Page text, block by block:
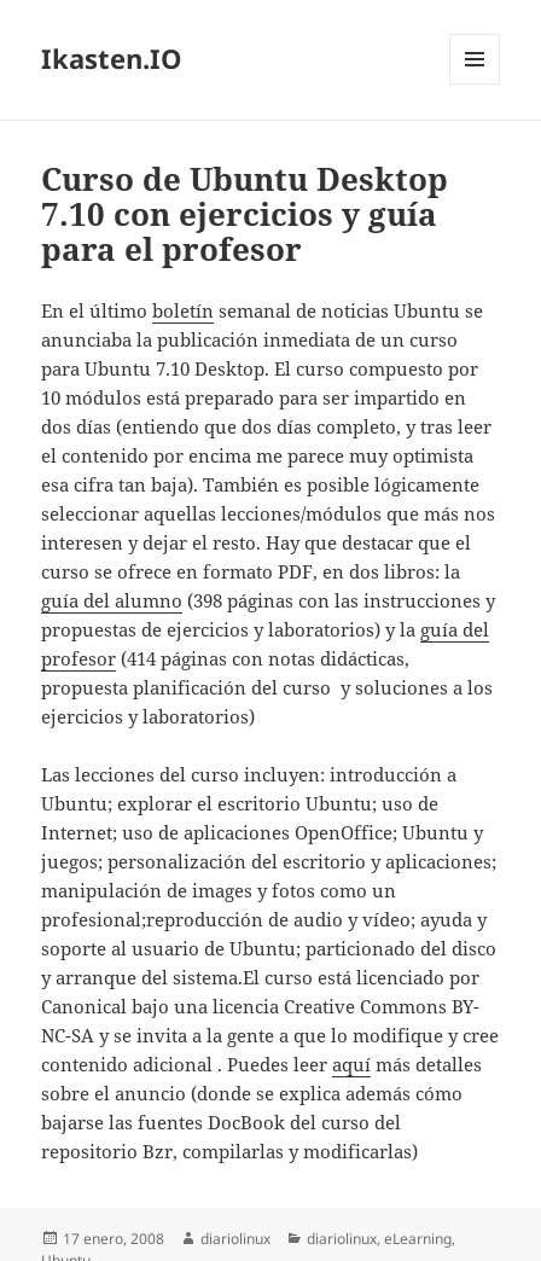
Ikasten.IO
Curso de Ubuntu Desktop
7.10 con ejercicios y guía
para el profesor
En el últimoboletín semanal de noticias Ubuntu se
anunciaba la publicación inmediata de un curso
para Ubuntu 7.10 Desktop. El curso compuesto por
10 módulos está preparado para ser impartido en
dos días (entiendo que dos días completo, y tras leer
el contenido por encima me parece muy optimista
esa cifra tan baja). También es posible lógicamente
seleccionar aquellas lecciones/módulos que más nos
interesen y dejar el resto. Hay que destacar que el
curso se ofrece en formato PDF, en dos libros: la
guía del alumno (398 páginas con las instrucciones y
propuestas de ejercicios y laboratorios) y la guía del
profesor (414 páginas con notas didácticas,
propuesta planificación del curso y soluciones a los
ejercicios y laboratorios)
Las lecciones del curso incluyen: introducción a
Ubuntu; explorar el escritorio Ubuntu; uso de
Internet; uso de aplicaciones OpenOffice; Ubuntu y
juegos; personalización del escritorio y aplicaciones;
manipulación de images y fotos como un
profesional;reproducción de audio y vídeo; ayuda y
soporte al usuario de Ubuntu; particionado del disco
y arranque del sistema.El curso está licenciado por
Canonical bajo una licencia Creative Commons BY-
NC-SA y se invita a la gente a que lo modifique y cree
contenido adicional . Puedes leeraquí más detalles
sobre el anuncio (donde se explica además cómo
bajarse las fuentes DocBook del curso del
repositorio Bzr, compilarlas y modificarlas)
Publicado
17 enero, 2008 Autor
diariolinux Categorías
diariolinux,eLearning,